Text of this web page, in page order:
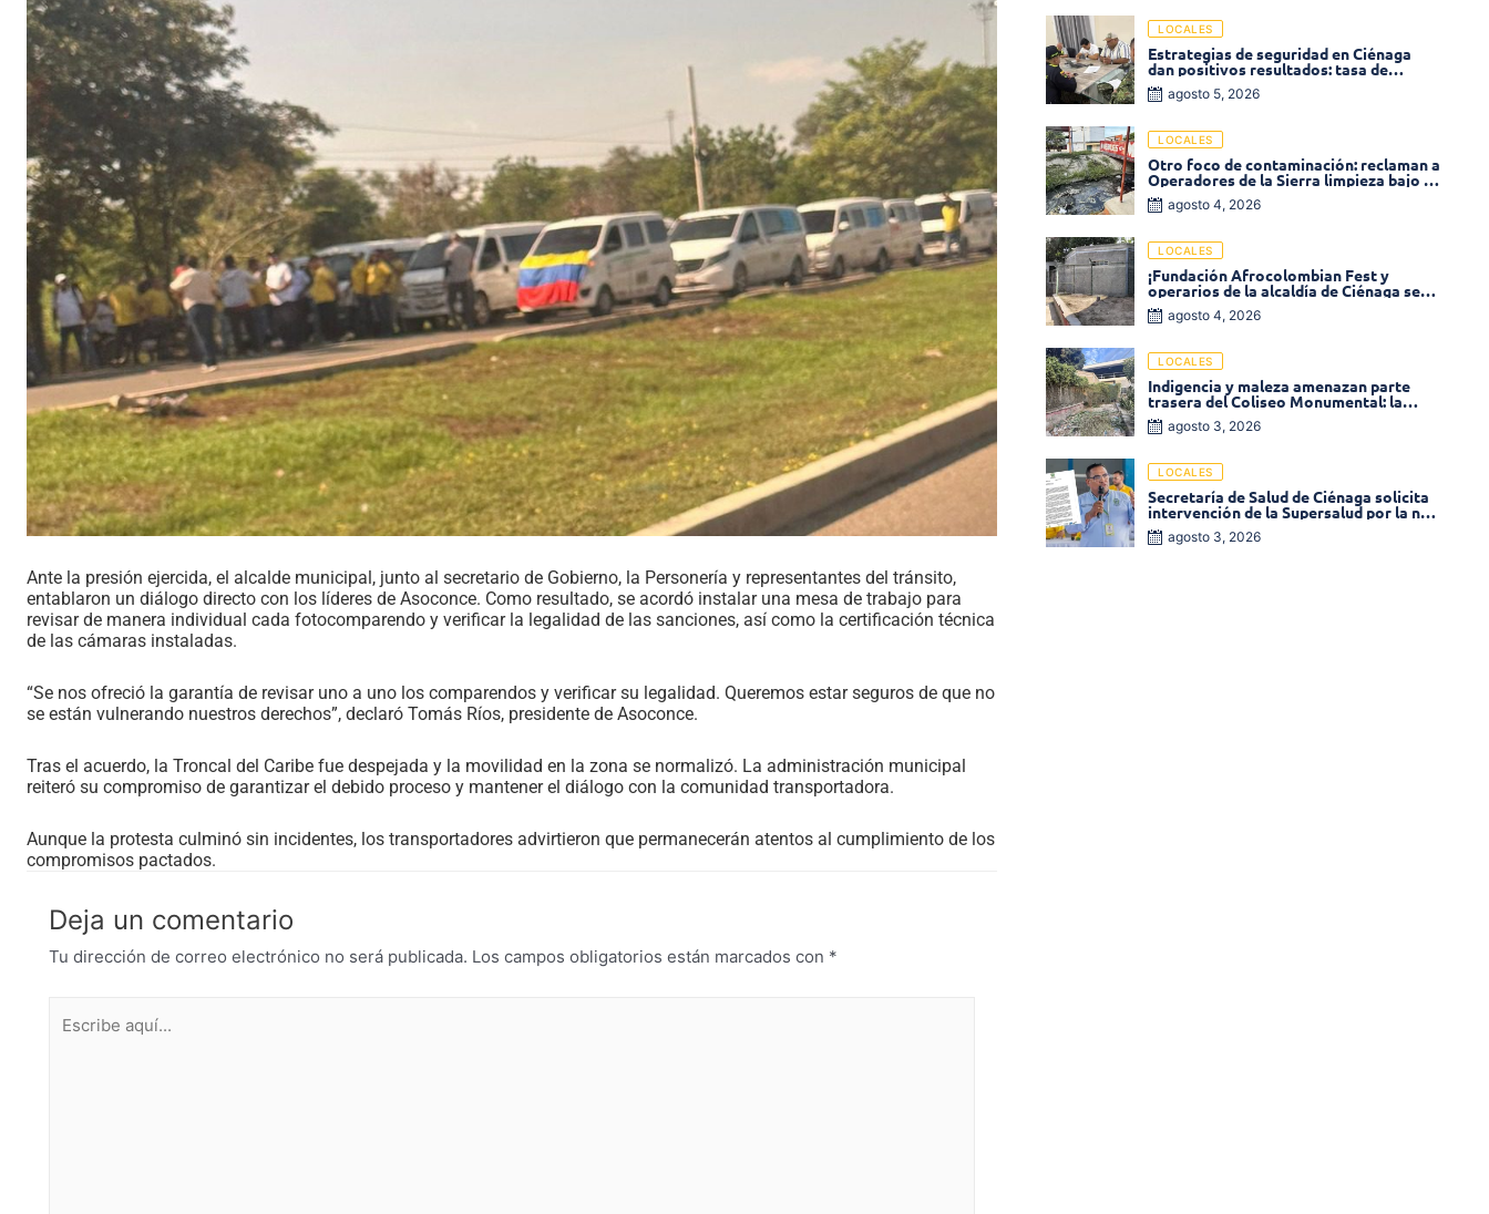
Ante la presión ejercida, el alcalde municipal, junto al secretario de Gobierno, la Personería y representantes del tránsito,
entablaron un diálogo directo con los líderes de Asoconce. Como resultado, se acordó instalar una mesa de trabajo para
revisar de manera individual cada fotocomparendo y verificar la legalidad de las sanciones, así como la certificación técnica
de las cámaras instaladas.
“Se nos ofreció la garantía de revisar uno a uno los comparendos y verificar su legalidad. Queremos estar seguros de que no
se están vulnerando nuestros derechos”, declaró Tomás Ríos, presidente de Asoconce.
Tras el acuerdo, la Troncal del Caribe fue despejada y la movilidad en la zona se normalizó. La administración municipal
reiteró su compromiso de garantizar el debido proceso y mantener el diálogo con la comunidad transportadora.
Aunque la protesta culminó sin incidentes, los transportadores advirtieron que permanecerán atentos al cumplimiento de los
compromisos pactados.
Deja un comentario
Tu dirección de correo electrónico no será publicada. Los campos obligatorios están marcados con *
LOCALES
Estrategias de seguridad en Ciénaga
dan positivos resultados: tasa de
homicidios disminuyó un 58% en 2026
agosto 5, 2026
LOCALES
Otro foco de contaminación: reclaman a
Operadores de la Sierra limpieza bajo el
puente de la calle 19 con carrera 11
agosto 4, 2026
LOCALES
¡Fundación Afrocolombian Fest y
operarios de la alcaldía de Ciénaga se
ponen la 10! Realizan limpieza de la
parte posterior del Coliseo
agosto 4, 2026
LOCALES
Indigencia y maleza amenazan parte
trasera del Coliseo Monumental: la
comunidad exige acción inmediata!
agosto 3, 2026
LOCALES
Secretaría de Salud de Ciénaga solicita
intervención de la Supersalud por la no
entrega de medicamentos en las EPS
agosto 3, 2026